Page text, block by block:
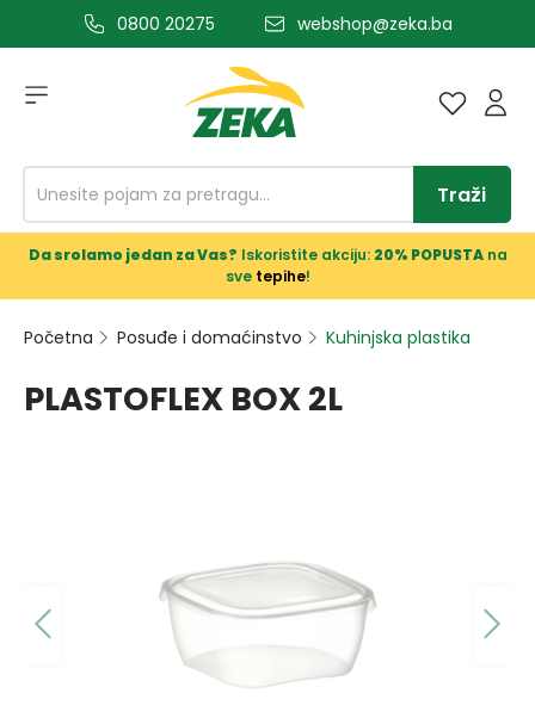
glavni sadržaj0800 20275 webshop@zeka.ba
Traži
Da srolamo jedan za Vas? Iskoristite akciju: 20% POPUSTAna
sve tepihe!
Početna Posuđe i domaćinstvo Kuhinjska plastika
PLASTOFLEX BOX 2L